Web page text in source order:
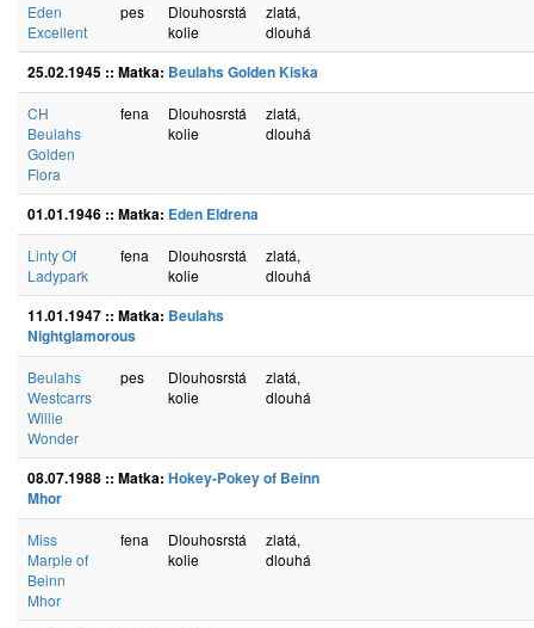
Eden
Excellent
pes
Dlouhosrstá
kolie
zlatá,
dlouhá
25.02.1945 :: Matka: Beulahs Golden Kiska
CH
Beulahs
Golden
Flora
fena
Dlouhosrstá
kolie
zlatá,
dlouhá
01.01.1946 :: Matka: Eden Eldrena
Linty Of
Ladypark
fena
Dlouhosrstá
kolie
zlatá,
dlouhá
11.01.1947 :: Matka: Beulahs
Nightglamorous
Beulahs
Westcarrs
Willie
Wonder
pes
Dlouhosrstá
kolie
zlatá,
dlouhá
08.07.1988 :: Matka: Hokey-Pokey of Beinn
Mhor
Miss
Marple of
Beinn
Mhor
fena
Dlouhosrstá
kolie
zlatá,
dlouhá